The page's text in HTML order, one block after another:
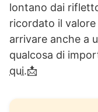
lontano dai
ricordato il
arrivare anche a
qualcosa di
qui.📩